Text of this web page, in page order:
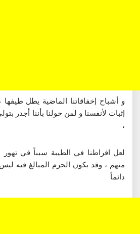
و أشباح إخفاقاتنا الماضية يطل
إثبات لأنفسنا و لمن حولنا بأننا أجدر
،
لعل افراطنا في الطيبة سبباً في تهور
منهم ، وقد يكون الحزم المبالغ فيه
دائماً